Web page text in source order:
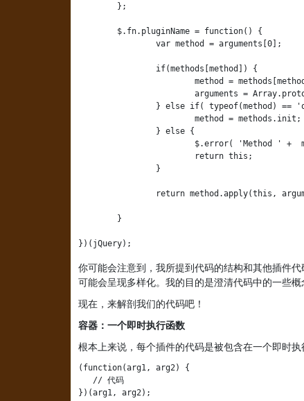
})(jQuery);
你可能会注意到，我所提到代码的结构和其他插件
可能会呈现多样化。我的目的是澄清代码中的一些
现在，来解剖我们的代码吧！
容器：一个即时执行函数
根本上来说，每个插件的代码是被包含在一个即时执
(function(arg1, arg2) {
   // 代码
})(arg1, arg2);